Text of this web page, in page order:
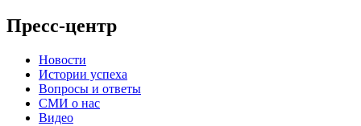
Пресс-центр
Новости
Истории успеха
Вопросы и ответы
СМИ о нас
Видео